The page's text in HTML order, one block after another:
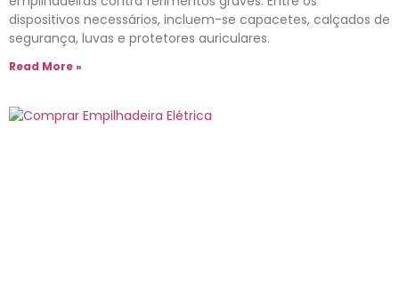
dispositivos necessários, incluem-se capacetes, calçados de
segurança, luvas e protetores auriculares.
Read More »